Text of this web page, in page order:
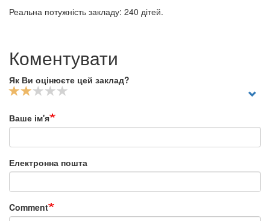
Реальна потужність закладу: 240 дітей.
Коментувати
Як Ви оцінюєте цей заклад?
Ваше ім'я
Електронна пошта
Comment